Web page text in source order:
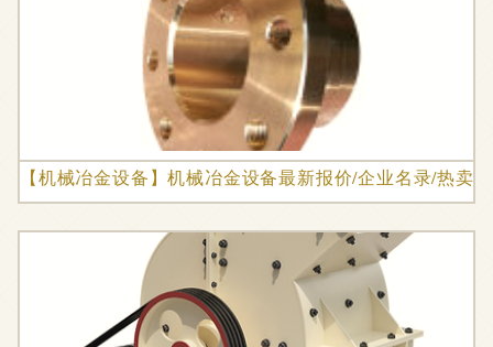
【机械冶金设备】机械冶金设备最新报价/企业名录/热卖